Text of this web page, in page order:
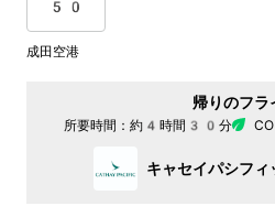
50
成田空港
帰りのフラ
所要時間： 約4時間30分
キャセイパシフィ